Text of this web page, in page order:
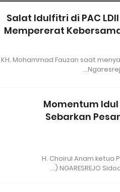
Salat Idulfitri di PAC
Mempererat
KH. Mohammad Fauzan saat
Momentum Idul
Sebarkan
H. Choirul Anam ketua
NGARESREJO